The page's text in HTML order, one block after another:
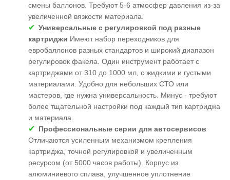
смены баллонов. Требуют 5-6 атмосфер давления из-за
увеличенной вязкости материала.
Универсальные с регулировкой под разные
картриджи Имеют набор переходников для
евробаллонов разных стандартов и широкий диапазон
регулировок факела. Один инструмент работает с
картриджами от 310 до 1000 мл, с жидкими и густыми
материалами. Удобно для небольших СТО или
мастеров, где нужна универсальность. Минус - требуют
более тщательной настройки под каждый тип картриджа
и материала.
Профессиональные серии для автосервисов
Отличаются усиленным механизмом крепления
картриджа, точной регулировкой и увеличенным
ресурсом (от 5000 часов работы). Корпус из
алюминиевого сплава, улучшенное уплотнение